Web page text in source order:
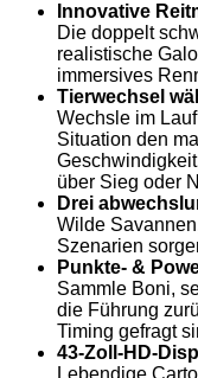
Innovative
Die doppelt
realistische
immersives
Tierwechsel
Wechsle im
Situation den
über Sieg oder
Drei
Wilde
Szenarien
Punkte- &
Sammle Boni,
die Führung
Timing gefragt
43-Zoll-HD-